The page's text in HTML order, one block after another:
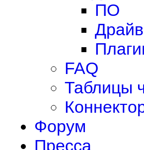
ПО
FAQ
Таблицы
Форум
Пресса